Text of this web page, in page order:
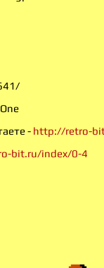
- http://retro-
bit.ru/index/0-4